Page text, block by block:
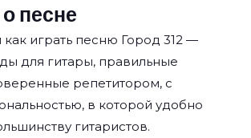
песне
играть песню Город 312 —
для гитары, правильные
репетитором, с
в которой удобно
гитаристов.